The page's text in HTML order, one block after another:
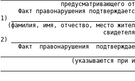
предусматривающего
Факт правонарушения
1)
(фамилия, имя, отчество, место
2)
Факт  правонарушения
(указываются при